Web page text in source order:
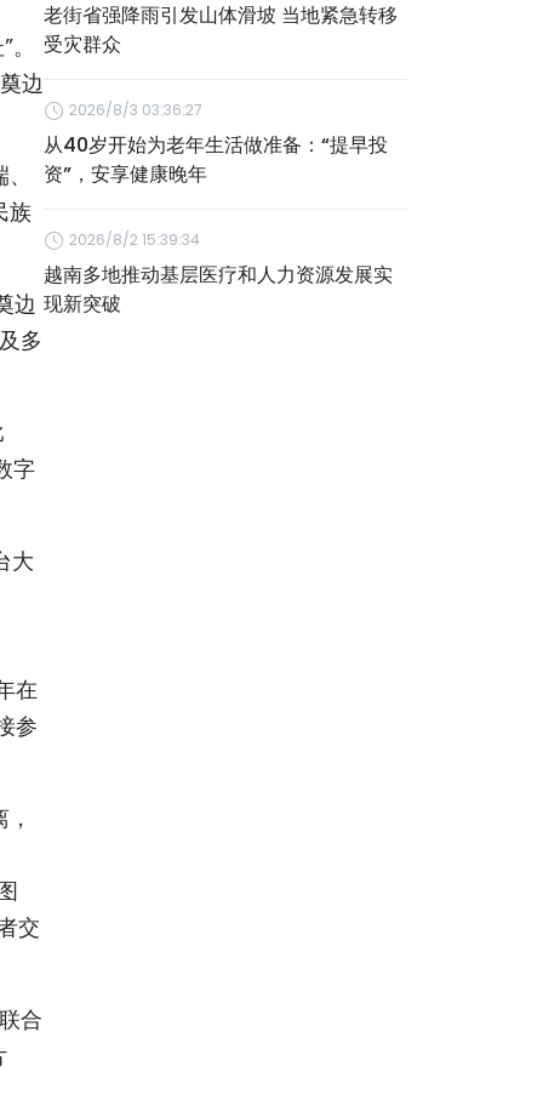
边
族
边
多
字
大
在
参
交
合
老街省强降雨引发山体滑坡 当地紧急转移
受灾群众
2026/8/3 03:36:27
从40岁开始为老年生活做准备：“提早投
资”，安享健康晚年
2026/8/2 15:39:34
越南多地推动基层医疗和人力资源发展实
现新突破